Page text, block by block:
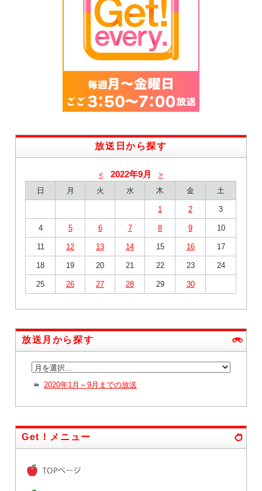
放送日から探す
< 2022年9月
>
日
月 火 水 木 金 土
1 2 3
4 5 6 7 8 9 10
11 12 13 14 15 16 17
18 19 20 21 22 23 24
25 26 27 28 29 30
放送月から探す
2020年1月～9月までの放送
Get！メニュー